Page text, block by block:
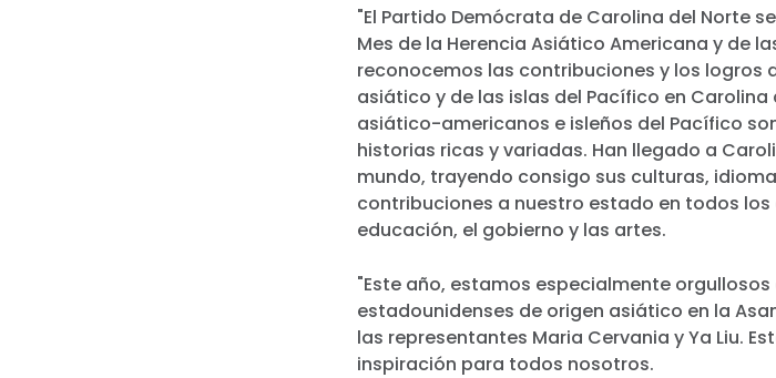
"El Partido Demócrata de Carolina del Norte
Mes de la Herencia Asiático Americana y de
reconocemos las contribuciones y los logros
asiático y de las islas del Pacífico en Carolina
asiático-americanos e isleños del Pacífico
historias ricas y variadas. Han llegado a
mundo, trayendo consigo sus culturas,
contribuciones a nuestro estado en todos
educación, el gobierno y las artes.
"Este año, estamos especialmente
estadounidenses de origen asiático en la
las representantes Maria Cervania y Ya Liu.
inspiración para todos nosotros.